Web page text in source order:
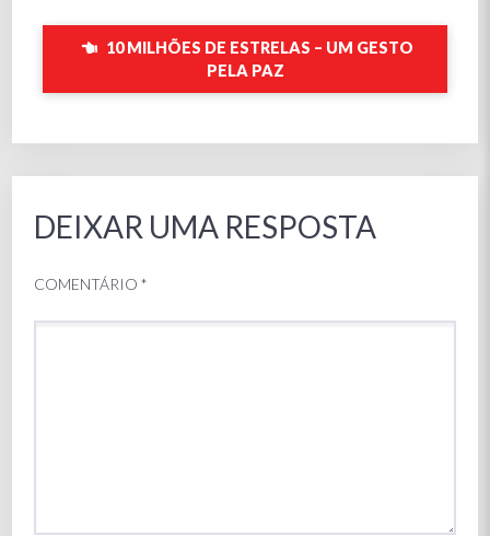
10 MILHÕES DE ESTRELAS – UM GESTO
PELA PAZ
DEIXAR UMA RESPOSTA
COMENTÁRIO*